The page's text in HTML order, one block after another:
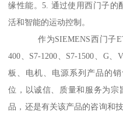
缘性能。5. 通过使用西门子的
活和智能的运动控制。
作为SIEMENS西门子
400、S7-1200、S7-1500、G
板、电机、电源系列产品的
位，以诚信、质量和服务为宗
品，还是有关该产品的咨询和